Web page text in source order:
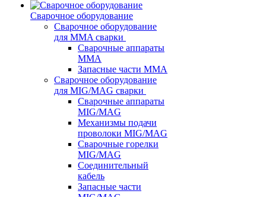
Сварочное оборудование
Сварочное оборудование
для MMA сварки
Сварочные аппараты
MMA
Запасные части MMA
Сварочное оборудование
для MIG/MAG сварки
Сварочные аппараты
MIG/MAG
Механизмы подачи
проволоки MIG/MAG
Сварочные горелки
MIG/MAG
Соединительный
кабель
Запасные части